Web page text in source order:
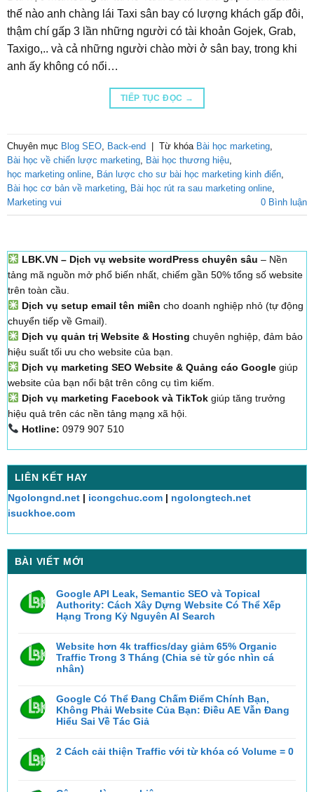
LBK.VN – Dịch vụ website wordPress chuyên sâu – Nền
tảng mã nguồn mở phổ biến nhất, chiếm gần 50% tổng số website
trên toàn cầu.
Dịch vụ setup email tên miền cho doanh nghiệp nhỏ (tự động
chuyển tiếp về Gmail).
Dịch vụ quản trị Website & Hosting chuyên nghiệp, đảm bảo
hiệu suất tối ưu cho website của bạn.
Dịch vụ marketing SEO Website & Quảng cáo Googlegiúp
website của bạn nổi bật trên công cụ tìm kiếm.
Dịch vụ marketing Facebook và TikTokgiúp tăng trưởng
hiệu quả trên các nền tảng mạng xã hội.
Hotline: 0979 907 510
LIÊN KẾT HAY
Ngolongnd.net| icongchuc.com| ngolongtech.net
isuckhoe.com
BÀI VIẾT MỚI
Google API Leak, Semantic SEO và Topical
Authority: Cách Xây Dựng Website Có Thể Xếp
Hạng Trong Kỷ Nguyên AI Search
bình
luận
Google
API
SEO
và
Topical
Authority:
Website
Trong
Website hơn 4k traffics/day giảm 65% Organic
Traffic Trong 3 Tháng (Chia sẻ từ góc nhìn cá
nhân)
bình
luận
ở
Website
hơn
giảm
3
Google Có Thể Đang Chấm Điểm Chính Bạn,
Không Phải Website Của Bạn: Điều AE Vẫn Đang
Hiểu Sai Về Tác Giả
bình
luận
2 Cách cải thiện Traffic với từ khóa có Volume = 0
thế nào anh chàng lái Taxi sân bay có lượng khách gấp đôi,
thậm chí gấp 3 lần những người có tài khoản Gojek, Grab,
Taxigo,.. và cả những người chào mời ở sân bay, trong khi
anh ấy không có nổi…
TIẾP TỤC ĐỌC →
Chuyên mục Blog SEO, Back-end | Từ khóa Bài học marketing,
Bài học về chiến lược marketing, Bài học thương hiệu,
học marketing online, Bán lược cho sư bài học marketing kinh điển,
Bài học cơ bản về marketing, Bài học rút ra sau marketing online,
Marketing vui
0 Bình luận